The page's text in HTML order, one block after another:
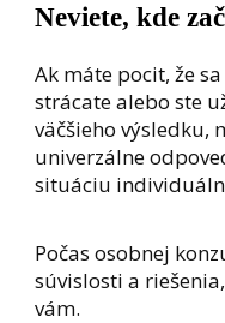
Neviete, kde
Ak máte pocit, že
strácate alebo ste
väčšieho výsledku,
univerzálne
situáciu
Počas osobnej
súvislosti a
vám.